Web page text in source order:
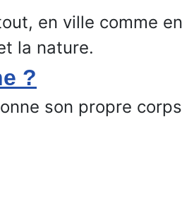
en ville comme
la nature.
?
son propre